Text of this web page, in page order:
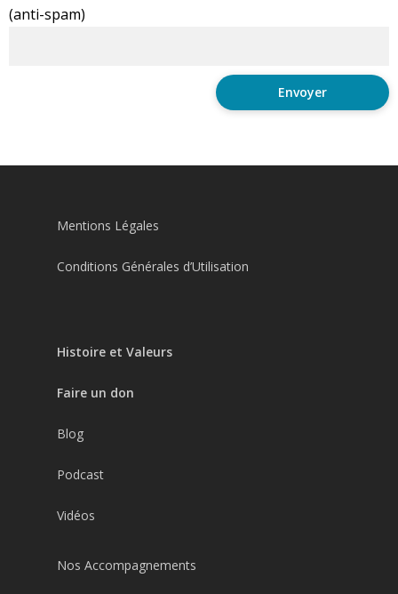
(anti-spam)
Mentions Légales
Conditions Générales d’Utilisation
Histoire et Valeurs
Faire un don
Blog
Podcast
Vidéos
Nos Accompagnements